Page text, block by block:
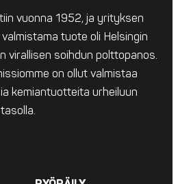
vuonna 1952, ja yrityksen
tuote oli Helsingin
virallisen soihdun polttopanos.
on ollut valmistaa
kemiantuotteita urheiluun